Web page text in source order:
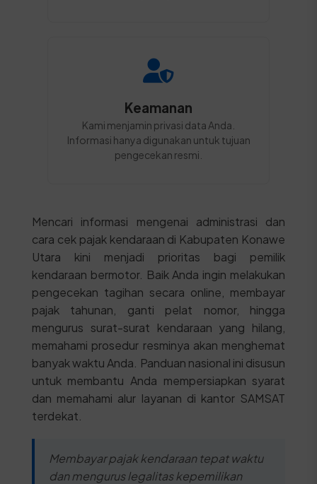
Keamanan
Kami menjamin privasi data Anda.
Informasi hanya digunakan untuk tujuan
pengecekan resmi.
Mencari informasi mengenai administrasi dan
cara cek pajak kendaraan di Kabupaten Konawe
Utara kini menjadi prioritas bagi pemilik
kendaraan bermotor. Baik Anda ingin melakukan
pengecekan tagihan secara online, membayar
pajak tahunan, ganti pelat nomor, hingga
mengurus surat-surat kendaraan yang hilang,
memahami prosedur resminya akan menghemat
banyak waktu Anda. Panduan nasional ini disusun
untuk membantu Anda mempersiapkan syarat
dan memahami alur layanan di kantor SAMSAT
terdekat.
Membayar pajak kendaraan tepat waktu
dan mengurus legalitas kepemilikan